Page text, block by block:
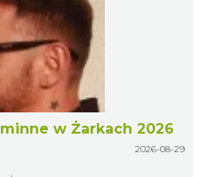
w Żarkach 2026
2026-08-29